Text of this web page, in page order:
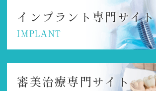
インプラント 専門サイト
IMPLANT
審美治療専門サイト